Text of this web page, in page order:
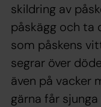
skildring av
påskägg och ta
som påskens
segrar över
även på vacker
gärna får